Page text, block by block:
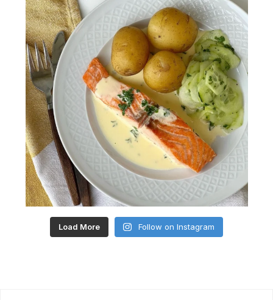
Load More Follow on Instagram